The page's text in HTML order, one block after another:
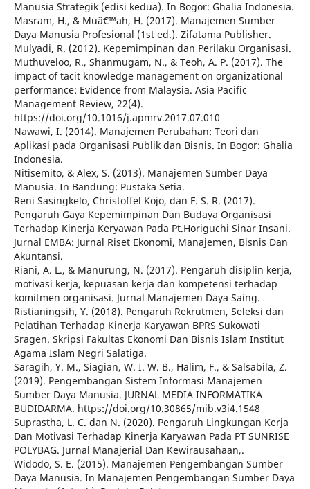
Manusia Strategik (edisi kedua). In Bogor: Ghalia Indonesia.
Masram, H., & Muâ€™ah, H. (2017). Manajemen Sumber
Daya Manusia Profesional (1st ed.). Zifatama Publisher.
Mulyadi, R. (2012). Kepemimpinan dan Perilaku Organisasi.
Muthuveloo, R., Shanmugam, N., & Teoh, A. P. (2017). The
impact of tacit knowledge management on organizational
performance: Evidence from Malaysia. Asia Pacific
Management Review, 22(4).
https://doi.org/10.1016/j.apmrv.2017.07.010
Nawawi, I. (2014). Manajemen Perubahan: Teori dan
Aplikasi pada Organisasi Publik dan Bisnis. In Bogor: Ghalia
Indonesia.
Nitisemito, & Alex, S. (2013). Manajemen Sumber Daya
Manusia. In Bandung: Pustaka Setia.
Reni Sasingkelo, Christoffel Kojo, dan F. S. R. (2017).
Pengaruh Gaya Kepemimpinan Dan Budaya Organisasi
Terhadap Kinerja Keryawan Pada Pt.Horiguchi Sinar Insani.
Jurnal EMBA: Jurnal Riset Ekonomi, Manajemen, Bisnis Dan
Akuntansi.
Riani, A. L., & Manurung, N. (2017). Pengaruh disiplin kerja,
motivasi kerja, kepuasan kerja dan kompetensi terhadap
komitmen organisasi. Jurnal Manajemen Daya Saing.
Ristianingsih, Y. (2018). Pengaruh Rekrutmen, Seleksi dan
Pelatihan Terhadap Kinerja Karyawan BPRS Sukowati
Sragen. Skripsi Fakultas Ekonomi Dan Bisnis Islam Institut
Agama Islam Negri Salatiga.
Saragih, Y. M., Siagian, W. I. W. B., Halim, F., & Salsabila, Z.
(2019). Pengembangan Sistem Informasi Manajemen
Sumber Daya Manusia. JURNAL MEDIA INFORMATIKA
BUDIDARMA. https://doi.org/10.30865/mib.v3i4.1548
Suprastha, L. C. dan N. (2020). Pengaruh Lingkungan Kerja
Dan Motivasi Terhadap Kinerja Karyawan Pada PT SUNRISE
POLYBAG. Jurnal Manajerial Dan Kewirausahaan,.
Widodo, S. E. (2015). Manajemen Pengembangan Sumber
Daya Manusia. In Manajemen Pengembangan Sumber Daya